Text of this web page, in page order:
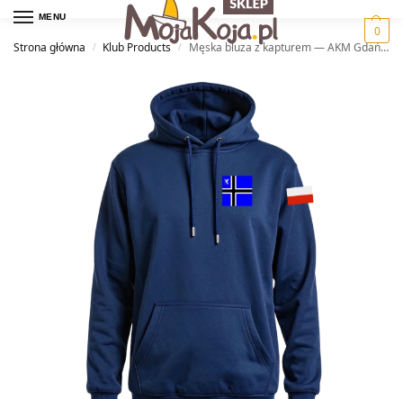
MENU
0
Strona główna
/ Klub Products / Męska bluza z kapturem — AKM Gdańsk